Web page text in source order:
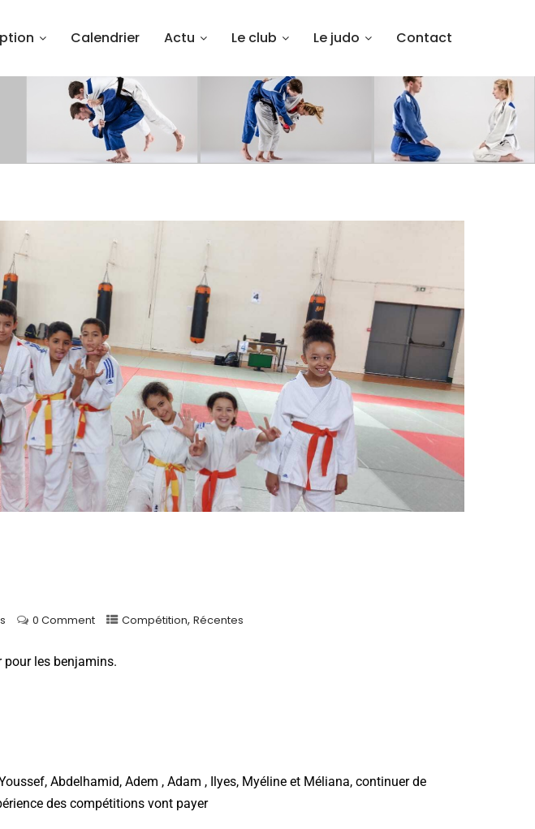
Calendrier Actu Le club Le judo Contact
0 Comment Compétition,Récentes
pour les benjamins.
Abdelhamid, Adem , Adam , Ilyes, Myéline et Méliana, continuer de
des compétitions vont payer